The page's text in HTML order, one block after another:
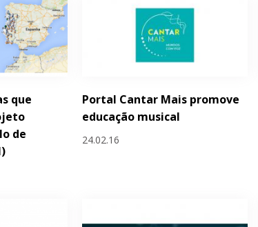
que
de
Portal Cantar Mais promove
educação musical
24.02.16